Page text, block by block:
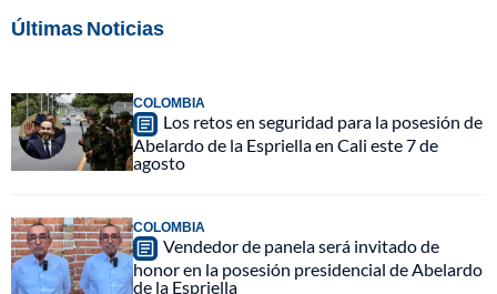
Últimas Noticias
COLOMBIA
Los retos en seguridad para la posesión de
Abelardo de la Espriella en Cali este 7 de
agosto
COLOMBIA
Vendedor de panela será invitado de
honor en la posesión presidencial de Abelardo
de la Espriella